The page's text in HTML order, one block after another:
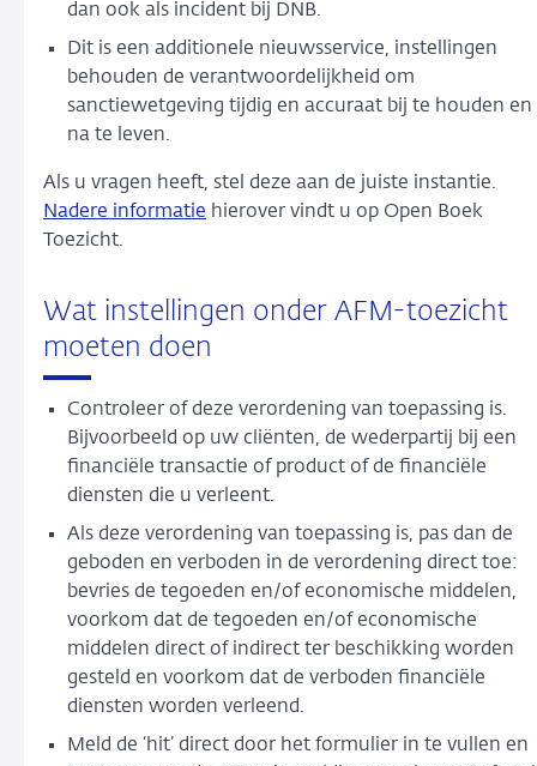
dan ook als incident bij DNB.
Dit is een additionele nieuwsservice, instellingen
behouden de verantwoordelijkheid om
sanctiewetgeving tijdig en accuraat bij te houden en
na te leven.
Als u vragen heeft, stel deze aan de juiste instantie.
Nadere informatie hierover vindt u op Open Boek
Toezicht.
Wat instellingen onder AFM-toezicht
moeten doen
Controleer of deze verordening van toepassing is.
Bijvoorbeeld op uw cliënten, de wederpartij bij een
financiële transactie of product of de financiële
diensten die u verleent.
Als deze verordening van toepassing is, pas dan de
geboden en verboden in de verordening direct toe:
bevries de tegoeden en/of economische middelen,
voorkom dat de tegoeden en/of economische
middelen direct of indirect ter beschikking worden
gesteld en voorkom dat de verboden financiële
diensten worden verleend.
Meld de ‘hit’ direct door het formulier in te vullen en